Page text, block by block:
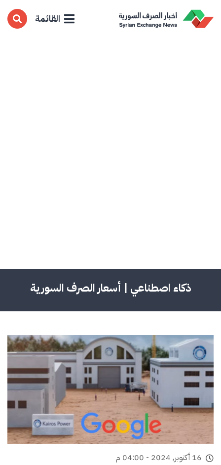
القائمة
ذكاء اصطناعي | أسعار الصرف السورية
16 أكتوبر, 2024 - 04:00 م